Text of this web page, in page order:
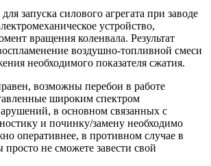
запуска силового агрегата при заводе
устройство,
вращения коленвала. Результат
воздушно-топливной смеси
необходимого показателя сжатия.
возможны перебои в работе
широким спектром
в основном связанных с
и починку/замену необходимо
оперативнее, в противном случае в
не сможете завести свой